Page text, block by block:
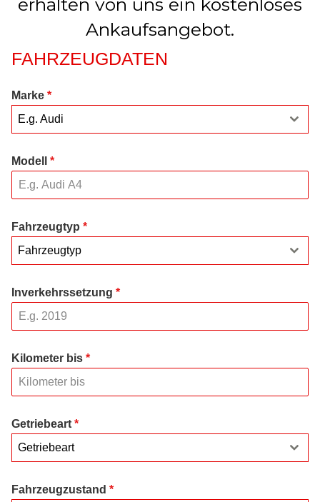
Ankaufsangebot.
FAHRZEUGDATEN
Marke *
E.g. Audi
Modell *
Fahrzeugtyp *
Fahrzeugtyp
Inverkehrssetzung *
Kilometer bis *
Getriebeart *
Getriebeart
Fahrzeugzustand *